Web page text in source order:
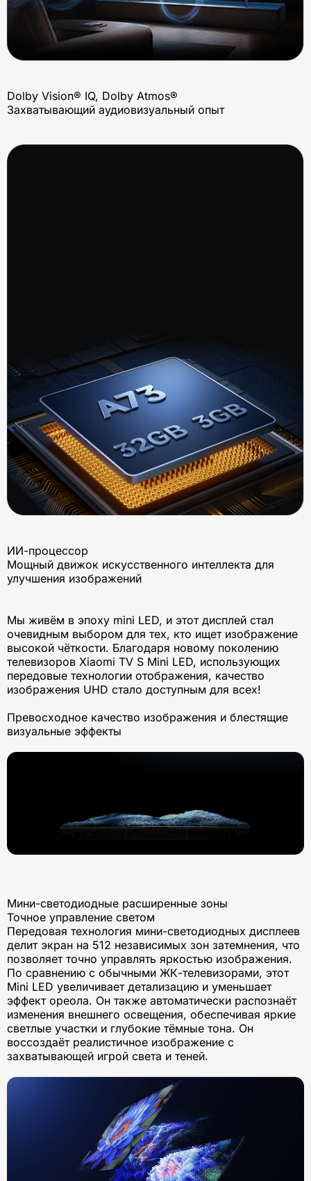
Dolby Vision® IQ, Dolby Atmos®
Захватывающий аудиовизуальный опыт
ИИ-процессор
Мощный движок искусственного интеллекта для
улучшения изображений
Мы живём в эпоху mini LED, и этот дисплей стал
очевидным выбором для тех, кто ищет изображение
высокой чёткости. Благодаря новому поколению
телевизоров Xiaomi TV S Mini LED, использующих
передовые технологии отображения, качество
изображения UHD стало доступным для всех!
Превосходное качество изображения и блестящие
визуальные эффекты
Мини-светодиодные расширенные зоны
Точное управление светом
Передовая технология мини-светодиодных дисплеев
делит экран на 512 независимых зон затемнения, что
позволяет точно управлять яркостью изображения.
По сравнению с обычными ЖК-телевизорами, этот
Mini LED увеличивает детализацию и уменьшает
эффект ореола. Он также автоматически распознаёт
изменения внешнего освещения, обеспечивая яркие
светлые участки и глубокие тёмные тона. Он
воссоздаёт реалистичное изображение с
захватывающей игрой света и теней.